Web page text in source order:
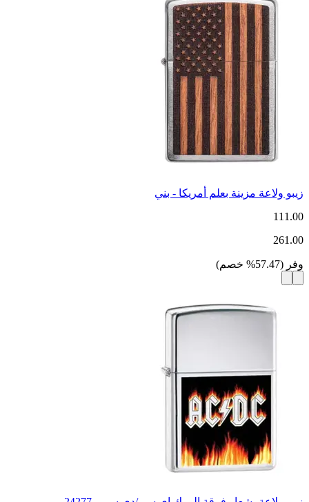
زيبو ولاعة مزينة بعلم أمريكا - بني
111.00
261.00
وفر (
57.47
% خصم)